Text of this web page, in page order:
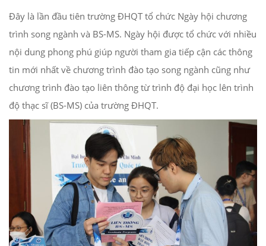
Đây là lần đầu tiên trường ĐHQT tổ chức Ngày hội chương
trình song ngành và BS-MS. Ngày hội được tổ chức với nhiều
nội dung phong phú giúp người tham gia tiếp cận các thông
tin mới nhất về chương trình đào tạo song ngành cũng như
chương trình đào tạo liên thông từ trình độ đại học lên trình
độ thạc sĩ (BS-MS) của trường ĐHQT.